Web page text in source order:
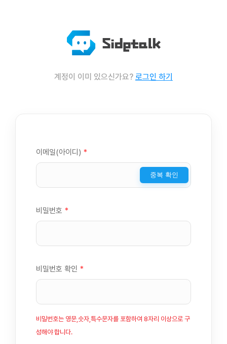
계정이 이미 있으신가요? 로그인 하기
이메일(아이디) *
중복 확인
비밀번호 *
비밀번호 확인 *
비밀번호는 영문,숫자,특수문자를 포함하여 8자리 이상으로 구
성해야 합니다.